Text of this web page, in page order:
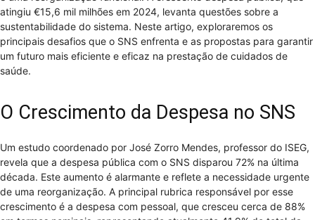
atingiu €15,6 mil milhões em 2024, levanta questões sobre a
sustentabilidade do sistema. Neste artigo, exploraremos os
principais desafios que o SNS enfrenta e as propostas para garantir
um futuro mais eficiente e eficaz na prestação de cuidados de
saúde.
O Crescimento da Despesa no SNS
Um estudo coordenado por José Zorro Mendes, professor do ISEG,
revela que a despesa pública com o SNS disparou 72% na última
década. Este aumento é alarmante e reflete a necessidade urgente
de uma reorganização. A principal rubrica responsável por esse
crescimento é a despesa com pessoal, que cresceu cerca de 88%